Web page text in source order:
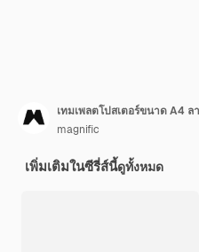
เทมเพลตโปสเตอร์ขนาด A4
magnific
เพิ่มเติมในซีรี่ส์นี้ดูทั้งหมด